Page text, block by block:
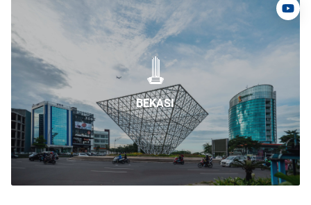
BEKASI